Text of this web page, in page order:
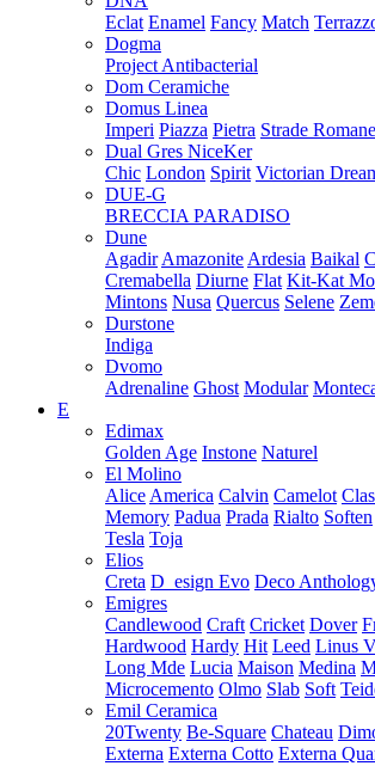
Eclat Enamel Fancy Match
Dogma
Project Antibacterial
Dom Ceramiche
Domus Linea
Imperi Piazza Pietra Strade Romane
Dual Gres NiceKer
Chic London Spirit Victorian
DUE-G
BRECCIA PARADISO
Dune
Agadir Amazonite Ardesia Baikal
Cremabella Diurne Flat Kit-Kat
Mintons Nusa Quercus Selene
Durstone
Indiga
Dvomo
Adrenaline Ghost Modular
E
Edimax
Golden Age Instone Naturel
El Molino
Alice America Calvin Camelot
Memory Padua Prada Rialto Soften
Tesla Toja
Elios
Creta D_esign Evo Deco
Emigres
Candlewood Craft Cricket Dover
Hardwood Hardy Hit Leed Linus
Long Mde Lucia Maison Medina
Microcemento Olmo Slab Soft
Emil Ceramica
20Twenty Be-Square Chateau
Externa Externa Cotto Externa